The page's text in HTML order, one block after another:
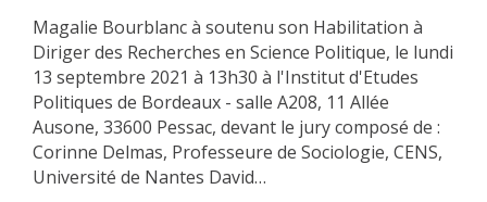
Magalie Bourblanc à soutenu son Habilitation à
Diriger des Recherches en Science Politique, le lundi
13 septembre 2021 à 13h30 à l'Institut d'Etudes
Politiques de Bordeaux - salle A208, 11 Allée
Ausone, 33600 Pessac, devant le jury composé de :
Corinne Delmas, Professeure de Sociologie, CENS,
Université de Nantes David…